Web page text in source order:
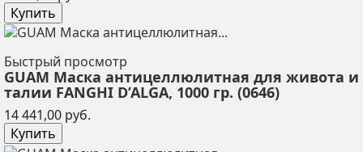
Купить
Быстрый просмотр
GUAM Маска антицеллюлитная для живота и
талии FANGHI D’ALGA, 1000 гр. (0646)
14 441,00 руб.
Купить